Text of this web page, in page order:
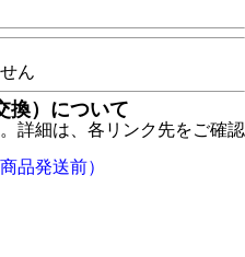
ん
換）について
詳細は、各リンク先をご確認
品発送前）